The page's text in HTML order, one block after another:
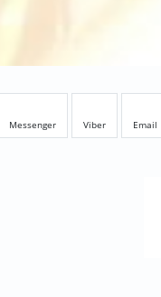
Messenger Viber Email